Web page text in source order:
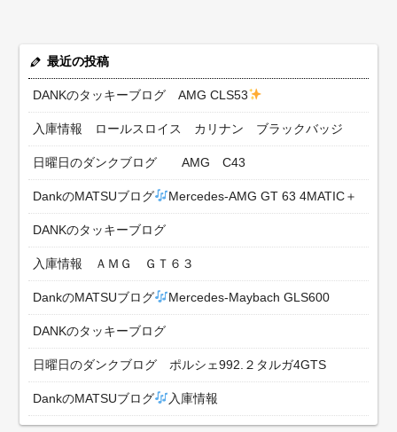
最近の投稿
DANKのタッキーブログ AMG CLS53
入庫情報 ロールスロイス カリナン ブラックバッジ
日曜日のダンクブログ AMG C43
DankのMATSUブログ Mercedes-AMG GT 63 4MATIC＋
DANKのタッキーブログ
入庫情報 ＡＭＧ ＧＴ６３
DankのMATSUブログ Mercedes-Maybach GLS600
DANKのタッキーブログ
日曜日のダンクブログ ポルシェ992.２タルガ4GTS
DankのMATSUブログ 入庫情報